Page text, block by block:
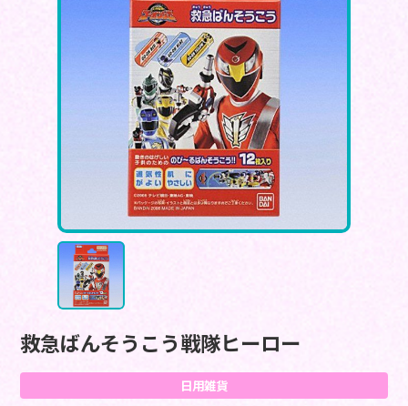
救急ばんそうこう戦隊ヒーロー
日用雑貨